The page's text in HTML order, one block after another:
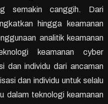
semakin canggih. Dari
hingga keamanan
analitik keamanan
keamanan cyber
dan individu dari ancaman
dan individu untuk selalu
dalam teknologi keamanan